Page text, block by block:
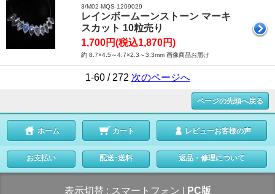
3/M02-MQS-1209029
レインボームーンストーン マーキ
スカット 10粒売り
1,700円(税込1,870円)
約 8.7×4.5～4.7×2.3～3.3mm 画像商品お届け
1-60 / 272 次のページへ
ページの先頭へ戻る
ホーム カート レビューお客様の声
お支払い 配送･送料 返品・修理について
表示切替 : スマートフォン PC版